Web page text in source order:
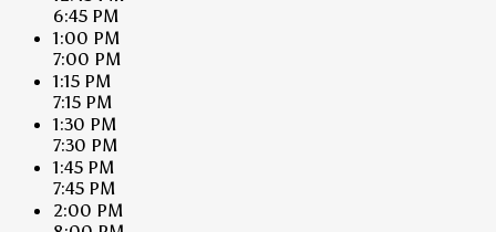
6:45 PM
1:00 PM
7:00 PM
1:15 PM
7:15 PM
1:30 PM
7:30 PM
1:45 PM
7:45 PM
2:00 PM